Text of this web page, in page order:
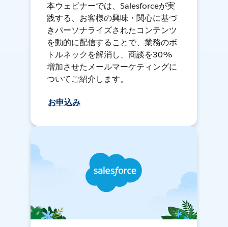
本ウェビナーでは、Salesforceが実
践する、お客様の興味・関心に基づ
きパーソナライズされたコンテンツ
を動的に配信することで、業務のボ
トルネックを解消し、商談を30%
増加させたメールマーケティングに
ついてご紹介します。
お申込み